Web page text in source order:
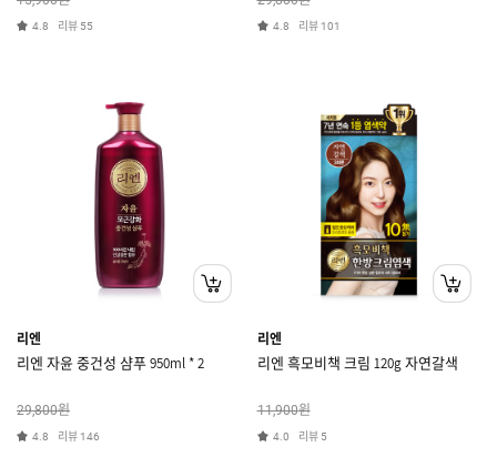
4.8 리뷰 55 4.8 리뷰 101
리엔
리엔 자윤 중건성 샴푸 950ml * 2
29,800원
4.8 리뷰 146
리엔
리엔 흑모비책 크림 120g 자연갈색
11,900원
4.0 리뷰 5